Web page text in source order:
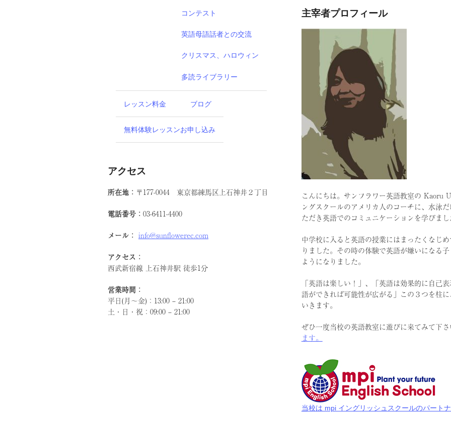
コンテスト
英語母語話者との交流
クリスマス、ハロウィン
多読ライブラリー
レッスン料金 ブログ
無料体験レッスンお申し込み
アクセス
所在地： 〒177-0044 東京都練馬区上石神井２丁目
電話番号： 03-6411-4400
メール： info@sunflowerec.com
アクセス：
西武新宿線 上石神井駅 徒歩1分
営業時間：
平日(月～金)：13:00 – 21:00
土・日・祝：09:00 – 21:00
主宰者プロフィール
こんにちは。サンフラワー英語教室の Kaoru
ングスクールのアメリカ人のコーチに、水泳
ただき英語でのコミュニケーションを学びま
中学校に入ると英語の授業にはまったくなじ
りました。その時の体験で英語が嫌いになる
ようになりました。
「英語は楽しい！」、「英語は効果的に自己
語ができれば可能性が広がる」この３つを柱
いきます。
ぜひ一度当校の英語教室に遊びに来てみて下
ます。
当校は mpi イングリッシュスクールのパート